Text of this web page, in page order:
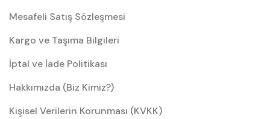
Mesafeli Satış Sözleşmesi
Kargo ve Taşıma Bilgileri
İptal ve İade Politikası
Hakkımızda (Biz Kimiz?)
Kişisel Verilerin Korunması (KVKK)